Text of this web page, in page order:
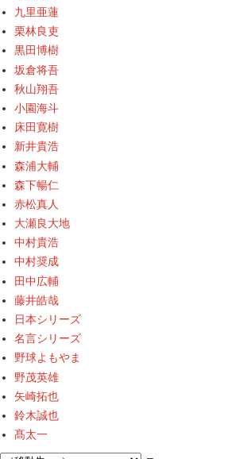
九里亜蓮
栗林良吏
黒田博樹
坂倉将吾
秋山翔吾
小園海斗
床田寛樹
新井貴浩
森浦大輔
森下暢仁
赤松真人
大瀬良大地
中村貴浩
中村奨成
田中広輔
藤井皓哉
日本シリーズ
名言シリーズ
野球よもやま
野茂英雄
矢崎拓也
鈴木誠也
髙太一